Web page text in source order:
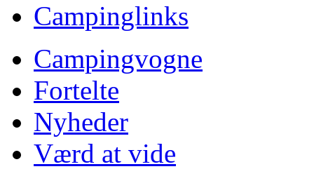
Campinglinks
Campingvogne
Fortelte
Nyheder
Værd at vide